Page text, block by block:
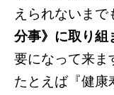
えられないまで
分事》に取り組
要になって来ま
たとえば『健康